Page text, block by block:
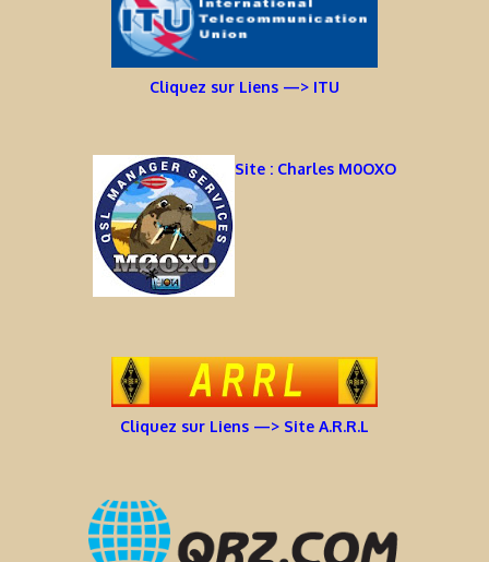
Cliquez sur Liens —> ITU
Site : Charles M0OXO
Cliquez sur Liens —> Site A.R.R.L